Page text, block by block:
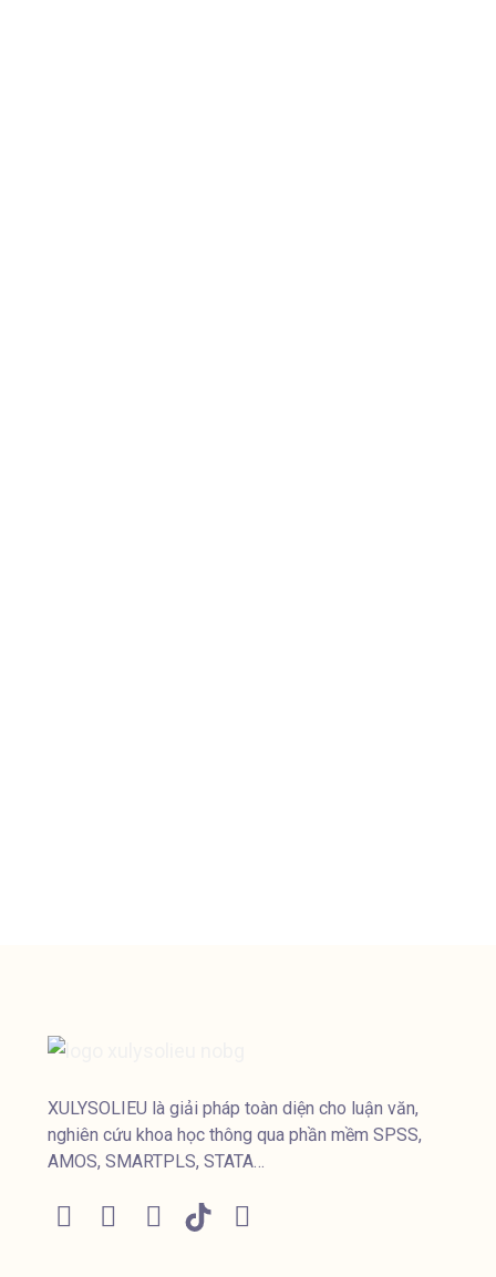
XULYSOLIEU là giải pháp toàn diện cho luận văn,
nghiên cứu khoa học thông qua phần mềm SPSS,
AMOS, SMARTPLS, STATA…